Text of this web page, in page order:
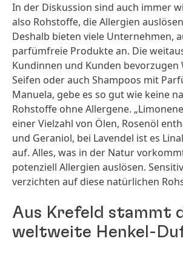
In der Diskussion sind auch immer
also Rohstoffe, die Allergien
Deshalb bieten viele Unternehmen,
parfümfreie Produkte an. Die
Kundinnen und Kunden bevorzugen
Seifen oder auch Shampoos mit
Manuela, gebe es so gut wie keine
Rohstoffe ohne Allergene.
einer Vielzahl von Ölen, Rosenöl
und Geraniol, bei Lavendel ist es
auf. Alles, was in der Natur
potenziell Allergien auslösen.
verzichten auf diese natürlichen
Aus Krefeld stammt
weltweite Henkel-